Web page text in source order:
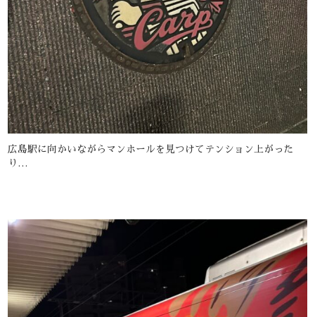
広島駅に向かいながらマンホールを見つけてテンション上がった
り…